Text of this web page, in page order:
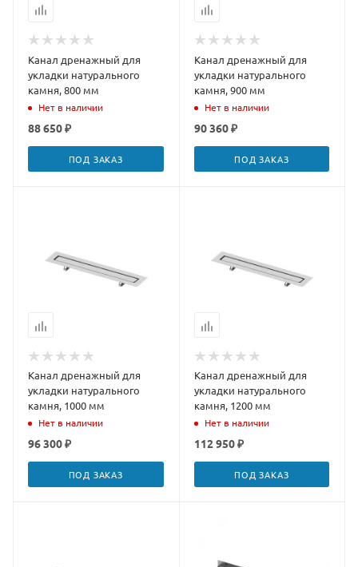
Канал дренажный для
укладки натурального
камня, 800 мм
Нет в наличии
88 650 ₽
ПОД ЗАКАЗ
Канал дренажный для
укладки натурального
камня, 900 мм
Нет в наличии
90 360 ₽
ПОД ЗАКАЗ
Канал дренажный для
укладки натурального
камня, 1000 мм
Нет в наличии
96 300 ₽
ПОД ЗАКАЗ
Канал дренажный для
укладки натурального
камня, 1200 мм
Нет в наличии
112 950 ₽
ПОД ЗАКАЗ